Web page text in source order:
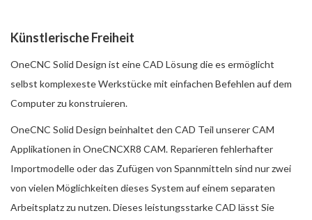
Künstlerische Freiheit
OneCNC Solid Design ist eine CAD Lösung die es ermöglicht
selbst komplexeste Werkstücke mit einfachen Befehlen auf dem
Computer zu konstruieren.
OneCNC Solid Design beinhaltet den CAD Teil unserer CAM
Applikationen in OneCNCXR8 CAM. Reparieren fehlerhafter
Importmodelle oder das Zufügen von Spannmitteln sind nur zwei
von vielen Möglichkeiten dieses System auf einem separaten
Arbeitsplatz zu nutzen. Dieses leistungsstarke CAD lässt Sie